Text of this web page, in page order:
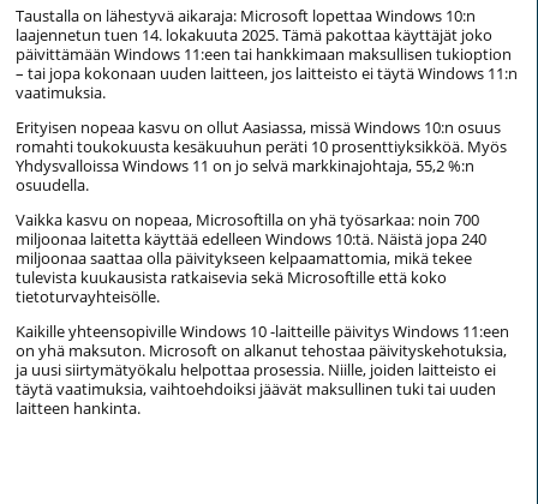
Taustalla on lähestyvä aikaraja: Microsoft lopettaa Windows 10:n
laajennetun tuen 14. lokakuuta 2025. Tämä pakottaa käyttäjät joko
päivittämään Windows 11:een tai hankkimaan maksullisen tukioption
– tai jopa kokonaan uuden laitteen, jos laitteisto ei täytä Windows 11:n
vaatimuksia.
Erityisen nopeaa kasvu on ollut Aasiassa, missä Windows 10:n osuus
romahti toukokuusta kesäkuuhun peräti 10 prosenttiyksikköä. Myös
Yhdysvalloissa Windows 11 on jo selvä markkinajohtaja, 55,2 %:n
osuudella.
Vaikka kasvu on nopeaa, Microsoftilla on yhä työsarkaa: noin 700
miljoonaa laitetta käyttää edelleen Windows 10:tä. Näistä jopa 240
miljoonaa saattaa olla päivitykseen kelpaamattomia, mikä tekee
tulevista kuukausista ratkaisevia sekä Microsoftille että koko
tietoturvayhteisölle.
Kaikille yhteensopiville Windows 10 -laitteille päivitys Windows 11:een
on yhä maksuton. Microsoft on alkanut tehostaa päivityskehotuksia,
ja uusi siirtymätyökalu helpottaa prosessia. Niille, joiden laitteisto ei
täytä vaatimuksia, vaihtoehdoiksi jäävät maksullinen tuki tai uuden
laitteen hankinta.